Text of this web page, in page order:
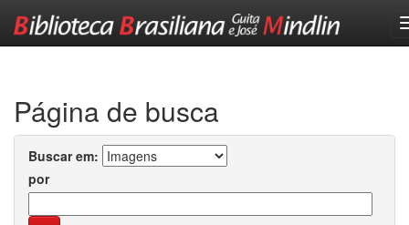
Página de busca
Buscar em:
por